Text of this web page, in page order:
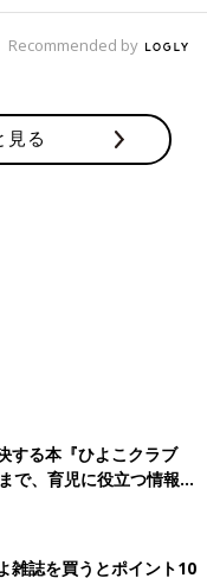
Recommended by
見る
する本『ひよこクラブ
、育児に役立つ情報が
雑誌を買うとポイント10